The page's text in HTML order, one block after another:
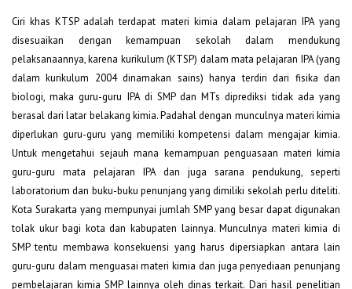
Ciri khas KTSP adalah terdapat materi kimia dalam pelajaran IPA yang
disesuaikan dengan kemampuan sekolah dalam mendukung
pelaksanaannya, karena kurikulum (KTSP) dalam mata pelajaran IPA (yang
dalam kurikulum 2004 dinamakan sains) hanya terdiri dari fisika dan
biologi, maka guru-guru IPA di SMP dan MTs diprediksi tidak ada yang
berasal dari latar belakang kimia. Padahal dengan munculnya materi kimia
diperlukan guru-guru yang memiliki kompetensi dalam mengajar kimia.
Untuk mengetahui sejauh mana kemampuan penguasaan materi kimia
guru-guru mata pelajaran IPA dan juga sarana pendukung, seperti
laboratorium dan buku-buku penunjang yang dimiliki sekolah perlu diteliti.
Kota Surakarta yang mempunyai jumlah SMP yang besar dapat digunakan
tolak ukur bagi kota dan kabupaten lainnya. Munculnya materi kimia di
SMP tentu membawa konsekuensi yang harus dipersiapkan antara lain
guru-guru dalam menguasai materi kimia dan juga penyediaan penunjang
pembelajaran kimia SMP lainnya oleh dinas terkait. Dari hasil penelitian